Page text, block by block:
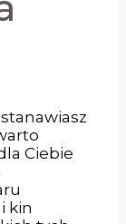
Ciebie
kin